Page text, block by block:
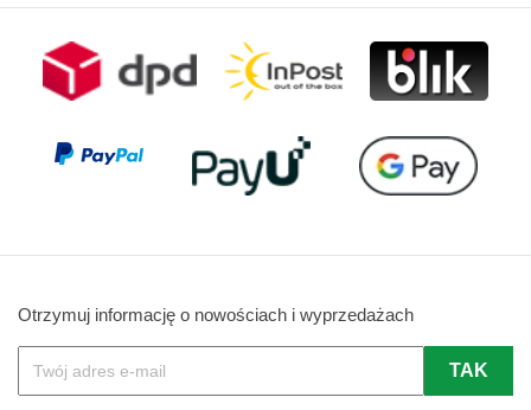
Otrzymuj informację o nowościach i wyprzedażach